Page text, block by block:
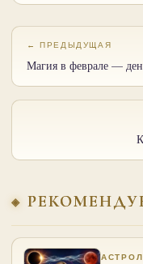
← ПРЕДЫДУЩАЯ
Магия в феврале —